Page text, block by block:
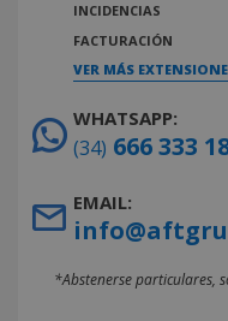
INCIDENCIAS
FACTURACIÓN
VER MÁS
WHATSAPP:
(34) 666 333
EMAIL:
*Abstenerse particulares,